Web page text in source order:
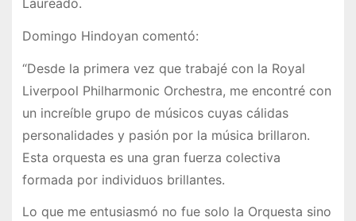
Domingo Hindoyan comentó:
“Desde la primera vez que trabajé con la Royal
Liverpool Philharmonic Orchestra, me encontré con
un increíble grupo de músicos cuyas cálidas
personalidades y pasión por la música brillaron.
Esta orquesta es una gran fuerza colectiva
formada por individuos brillantes.
Lo que me entusiasmó no fue solo la Orquesta sino